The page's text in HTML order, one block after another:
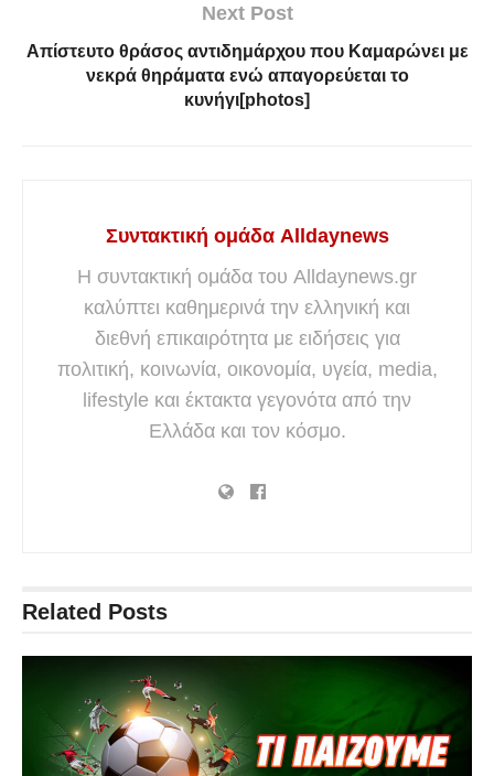
Next Post
Aπίστευτο θράσος αντιδημάρχου που Καμαρώνει με
νεκρά θηράματα ενώ απαγορεύεται το
κυνήγι[photos]
Συντακτική ομάδα Alldaynews
Η συντακτική ομάδα του Alldaynews.gr
καλύπτει καθημερινά την ελληνική και
διεθνή επικαιρότητα με ειδήσεις για
πολιτική, κοινωνία, οικονομία, υγεία, media,
lifestyle και έκτακτα γεγονότα από την
Ελλάδα και τον κόσμο.
Related Posts